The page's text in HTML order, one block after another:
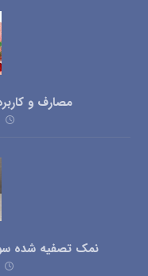
مصارف و
نمک تصفیه شده